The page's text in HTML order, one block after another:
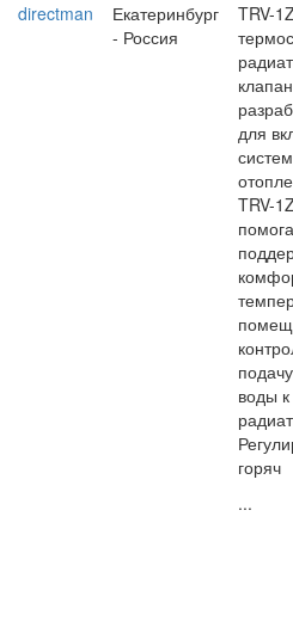
directman
Екатеринбург
- Россия
TRV-
для
TRV-
воды
горяч
...